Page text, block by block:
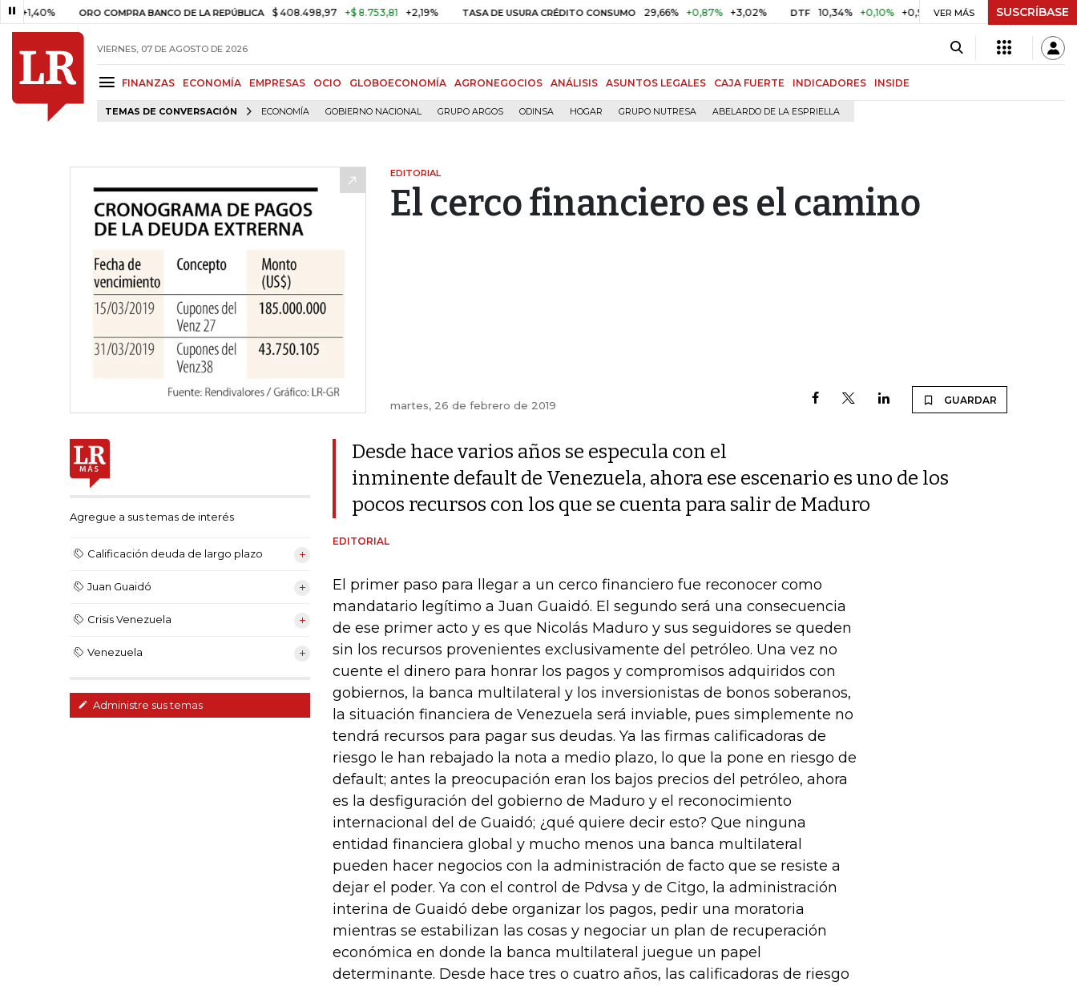
ORO COMPRA BANCO DE LA REPÚBLICA $ 408.498,97 +$ 8.753,81 +2,19% TASA DE USURA CRÉDITO CONSUMO 29,66% +0,87% +3,02% DTF 10,34% +0,10% +0,98% UVR $ 416,91 +$ 0,05 +0,01%
VER MÁS SUSCRÍBASE
VIERNES, 07 DE AGOSTO DE 2026
FINANZAS ECONOMÍA EMPRESAS OCIO GLOBOECONOMÍA AGRONEGOCIOS ANÁLISIS ASUNTOS LEGALES CAJA FUERTE INDICADORES INSIDE
TEMAS DE CONVERSACIÓN ECONOMÍA GOBIERNO NACIONAL GRUPO ARGOS ODINSA HOGAR GRUPO NUTRESA ABELARDO DE LA ESPRIELLA
EDITORIAL
El cerco financiero es el camino
martes, 26 de febrero de 2019 GUARDAR
Agregue a sus temas de interés
Calificación deuda de largo plazo
Juan Guaidó
Crisis Venezuela
Venezuela
Administre sus temas
Desde hace varios años se especula con el
inminente default de Venezuela, ahora ese escenario es uno de los
pocos recursos con los que se cuenta para salir de Maduro
EDITORIAL
El primer paso para llegar a un cerco financiero fue reconocer como
mandatario legítimo a Juan Guaidó. El segundo será una consecuencia
de ese primer acto y es que Nicolás Maduro y sus seguidores se queden
sin los recursos provenientes exclusivamente del petróleo. Una vez no
cuente el dinero para honrar los pagos y compromisos adquiridos con
gobiernos, la banca multilateral y los inversionistas de bonos soberanos,
la situación financiera de Venezuela será inviable, pues simplemente no
tendrá recursos para pagar sus deudas. Ya las firmas calificadoras de
riesgo le han rebajado la nota a medio plazo, lo que la pone en riesgo de
default; antes la preocupación eran los bajos precios del petróleo, ahora
es la desfiguración del gobierno de Maduro y el reconocimiento
internacional del de Guaidó; ¿qué quiere decir esto? Que ninguna
entidad financiera global y mucho menos una banca multilateral
pueden hacer negocios con la administración de facto que se resiste a
dejar el poder. Ya con el control de Pdvsa y de Citgo, la administración
interina de Guaidó debe organizar los pagos, pedir una moratoria
mientras se estabilizan las cosas y negociar un plan de recuperación
económica en donde la banca multilateral juegue un papel
determinante. Desde hace tres o cuatro años, las calificadoras de riesgo